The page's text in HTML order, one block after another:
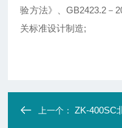
验方法》、GB2423.2－
关标准设计制造;
上一个：ZK-400SC